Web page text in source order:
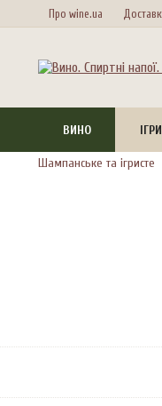
Про wine.ua
ВИНО
Шампанське та ігристе